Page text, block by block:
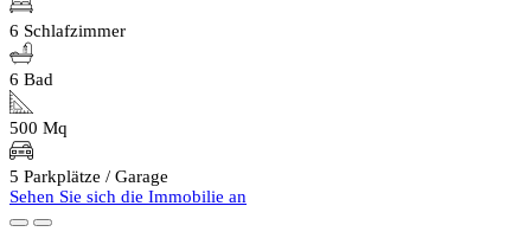
6 Schlafzimmer
6 Bad
500 Mq
5 Parkplätze / Garage
Sehen Sie sich die Immobilie an